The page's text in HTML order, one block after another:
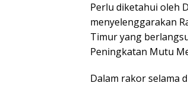
Perlu diketahui oleh
menyelenggarakan
Timur yang
Peningkatan Mutu
Dalam rakor selama